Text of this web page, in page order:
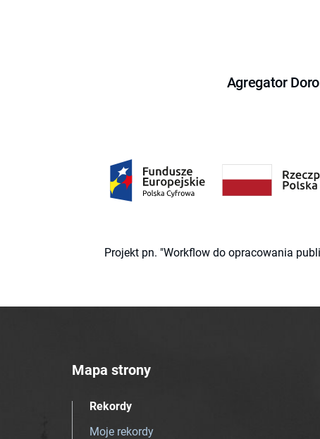
Agregator
Projekt pn. "Workflow do opracowania
Mapa strony
Rekordy
Moje rekordy